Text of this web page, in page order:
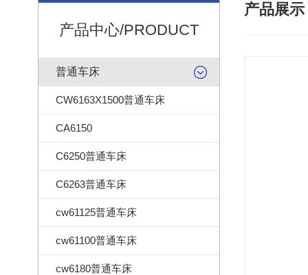
产品中心/PRODUCT
普通车床
CW6163X1500普通车床
CA6150
C6250普通车床
C6263普通车床
cw61125普通车床
cw61100普通车床
cw6180普通车床
产品展示